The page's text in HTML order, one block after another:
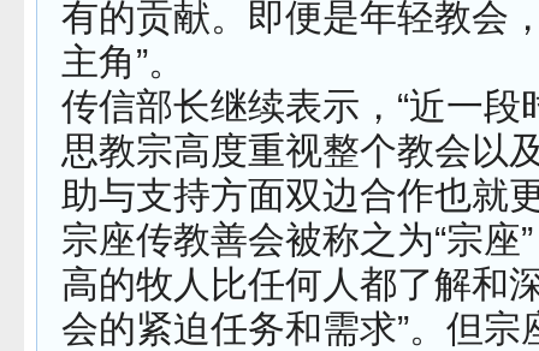
有的贡献。即便是年轻教会
主角”。
传信部长继续表示，“近一段
思教宗高度重视整个教会以
助与支持方面双边合作也就
宗座传教善会被称之为“宗座
高的牧人比任何人都了解和
会的紧迫任务和需求”。但宗